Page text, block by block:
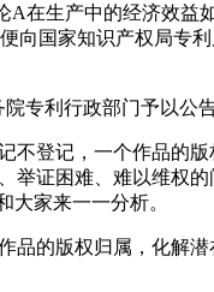
在生产中的经济效
国家知识产权局专
专利行政部门予以公
登记，一个作品的
证困难、难以维权
家来一一分析。
的版权归属，化解